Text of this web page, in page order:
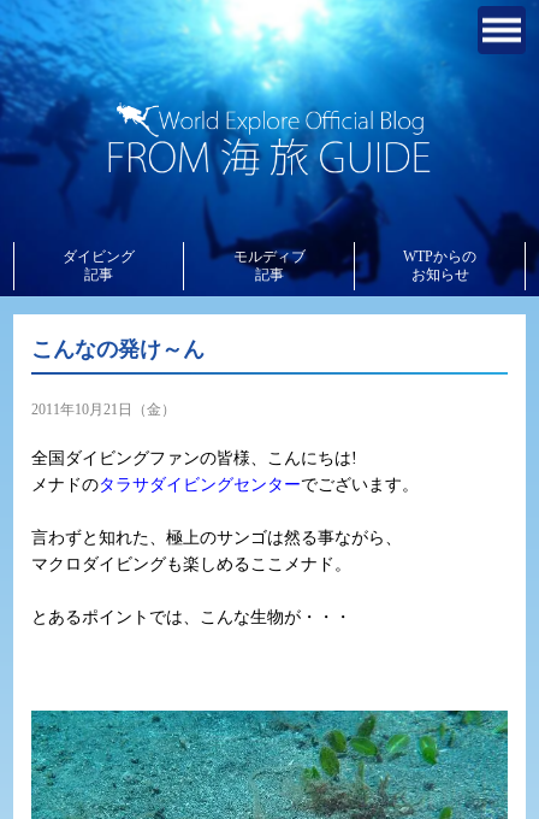
ダイビング
記事
モルディブ
記事
WTPからの
お知らせ
こんなの発け～ん
2011年10月21日（金）
全国ダイビングファンの皆様、こんにちは!
メナドのタラサダイビングセンターでございます。
言わずと知れた、極上のサンゴは然る事ながら、
マクロダイビングも楽しめるここメナド。
とあるポイントでは、こんな生物が・・・